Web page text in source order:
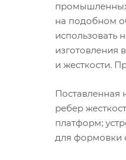
промышленных
на подобном
использовать
изготовления
и жесткости.
Поставленная
ребер
платформ;
для формовки